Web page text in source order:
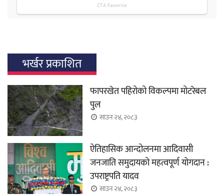
भर्खर प्रकाशित
फापरखेत पहिरोको विकल्पमा मोटरेबल
पुल
साउन २४, २०८३
ऐतिहासिक आन्दोलनमा आदिवासी
जनजाति समुदायको महत्वपूर्ण योगदान :
उपराष्ट्रपति यादव
साउन २४, २०८३